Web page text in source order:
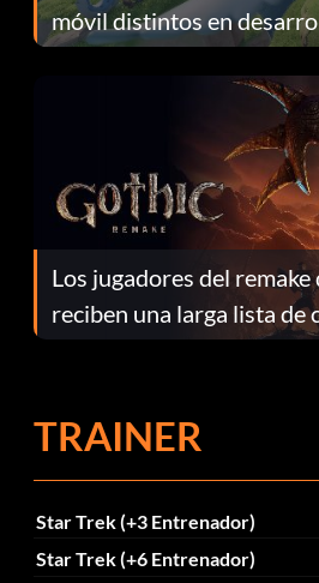
móvil distintos en
continuación te
Los jugadores del remake
reciben una larga lista de
el parche 1.0.4
TRAINER
Star Trek (+3 Entrenador)
Star Trek (+6 Entrenador)